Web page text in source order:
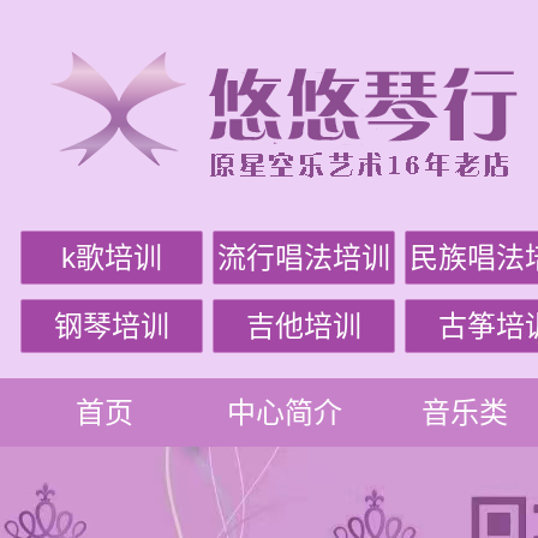
k歌培训 流行唱法培训 民族唱法
钢琴培训 吉他培训 古筝培
首页 中心简介 音乐类